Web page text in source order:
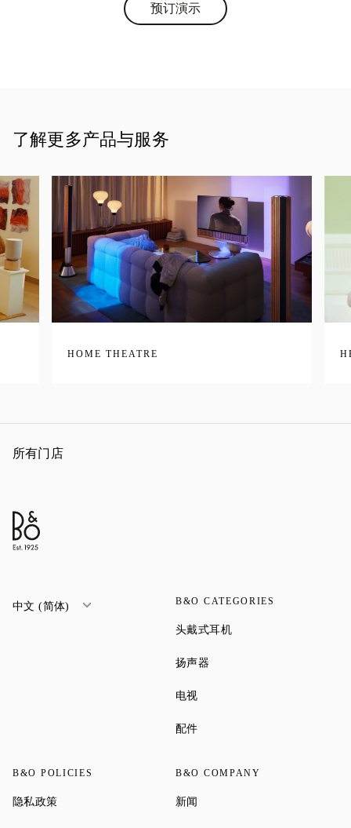
预订演示Link Opens in New Tab
了解更多产品与服务
HOME THEATRE
所有门店
中文 (简体) B&O CATEGORIES
头戴式耳机
扬声器
电视
配件Link Opens in New Tab
B&O POLICIES
隐私政策Link Opens in New Tab
B&O COMPANY
新闻